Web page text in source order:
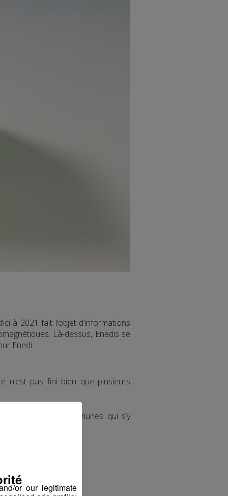
à 2021 fait l’objet d’informations
Là-dessus, Enedis se
Enedi :
n’est pas fini bien que plusieurs
par certaines communes qui s’y
chez Enedis
or our legitimate